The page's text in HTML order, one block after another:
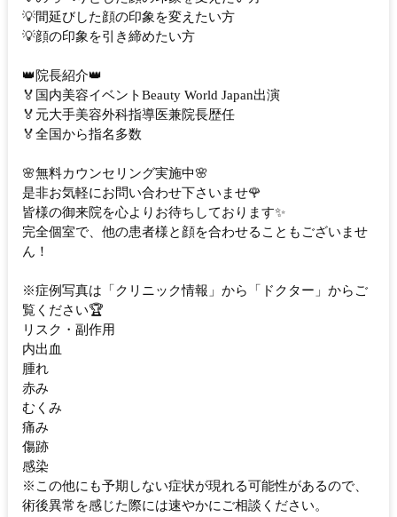
💡間延びした顔の印象を変えたい方
💡顔の印象を引き締めたい方
👑院長紹介👑
🏅国内美容イベントBeauty World Japan出演
🏅元大手美容外科指導医兼院長歴任
🏅全国から指名多数
🌸無料カウンセリング実施中🌸
是非お気軽にお問い合わせ下さいませ🌹
皆様の御来院を心よりお待ちしております✨
完全個室で、他の患者様と顔を合わせることもございませ
ん！
※症例写真は「クリニック情報」から「ドクター」からご
覧ください🏆
リスク・副作用
内出血
腫れ
赤み
むくみ
痛み
傷跡
感染
※この他にも予期しない症状が現れる可能性があるので、
術後異常を感じた際には速やかにご相談ください。